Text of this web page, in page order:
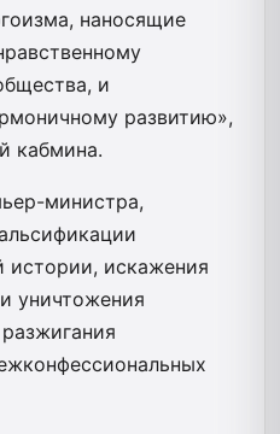
наносящие
и
развитию»,
кабмина.
министра,
истории, искажения
уничтожения